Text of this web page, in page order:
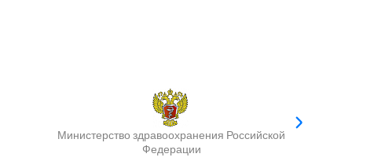
Министерство здравоохранения Российской
Федерации